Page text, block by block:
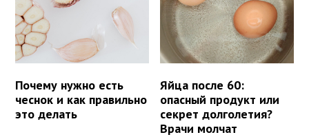
Почему нужно есть
чеснок и как правильно
это делать
Яйца после 60:
опасный продукт или
секрет долголетия?
Врачи молчат